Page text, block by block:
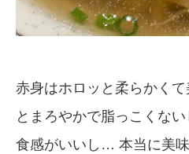
赤身はホロッと柔らかく
とまろやかで脂っこくな
食感がいいし… 本当に美味